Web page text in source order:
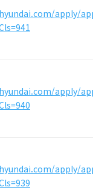
apply/
apply/
apply/